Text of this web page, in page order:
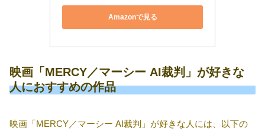
Amazonで見る
映画「MERCY／マーシー AI裁判」が好きな
人におすすめの作品
映画「MERCY／マーシー AI裁判」が好きな人には、以下の